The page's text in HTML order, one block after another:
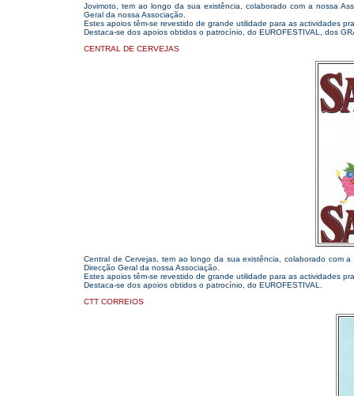
Jovimoto, tem ao longo da sua existência, colaborado com a nossa
Geral da nossa Associação.
Estes apoios têm-se revestido de grande utilidade para as actividades
Destaca-se dos apoios obtidos o patrocínio, do EUROFESTIVAL, dos
CENTRAL DE CERVEJAS
Central de Cervejas, tem ao longo da sua existência, colaborado com
Direcção Geral da nossa Associação.
Estes apoios têm-se revestido de grande utilidade para as actividades
Destaca-se dos apoios obtidos o patrocínio, do EUROFESTIVAL.
CTT CORREIOS